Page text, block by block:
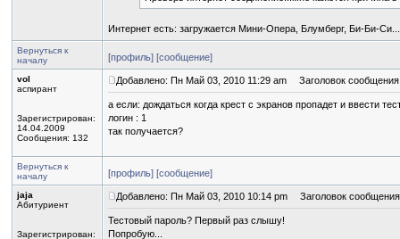
Интернет есть: загружается Мини-Опера, Блумберг, Би-Би-Си...
Вернуться к
началу
[профиль] [сообщение]
vol
аспирант
Зарегистрирован:
14.04.2009
Сообщения: 132
Добавлено: Пн Май 03, 2010 11:29 am Заголовок
а если: дождаться когда крест с экранов пропадет и ввести
логин : 1
так получается?
Вернуться к
началу
[профиль] [сообщение]
jaja
Абитуриент
Зарегистрирован:
Добавлено: Пн Май 03, 2010 10:14 pm Заголовок
Тестовый пароль? Первый раз слышу!
Попробую...